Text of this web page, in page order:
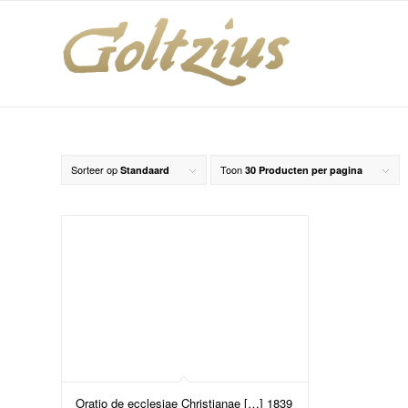
Sorteer op Standaard Toon 30 Producten per pagina
Oratio de ecclesiae Christianae […] 1839